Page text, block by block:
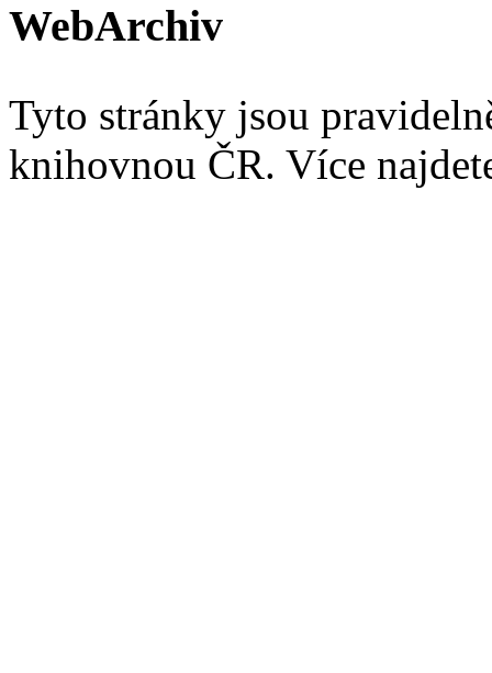
WebArchiv
Tyto stránky jsou
knihovnou ČR. Více